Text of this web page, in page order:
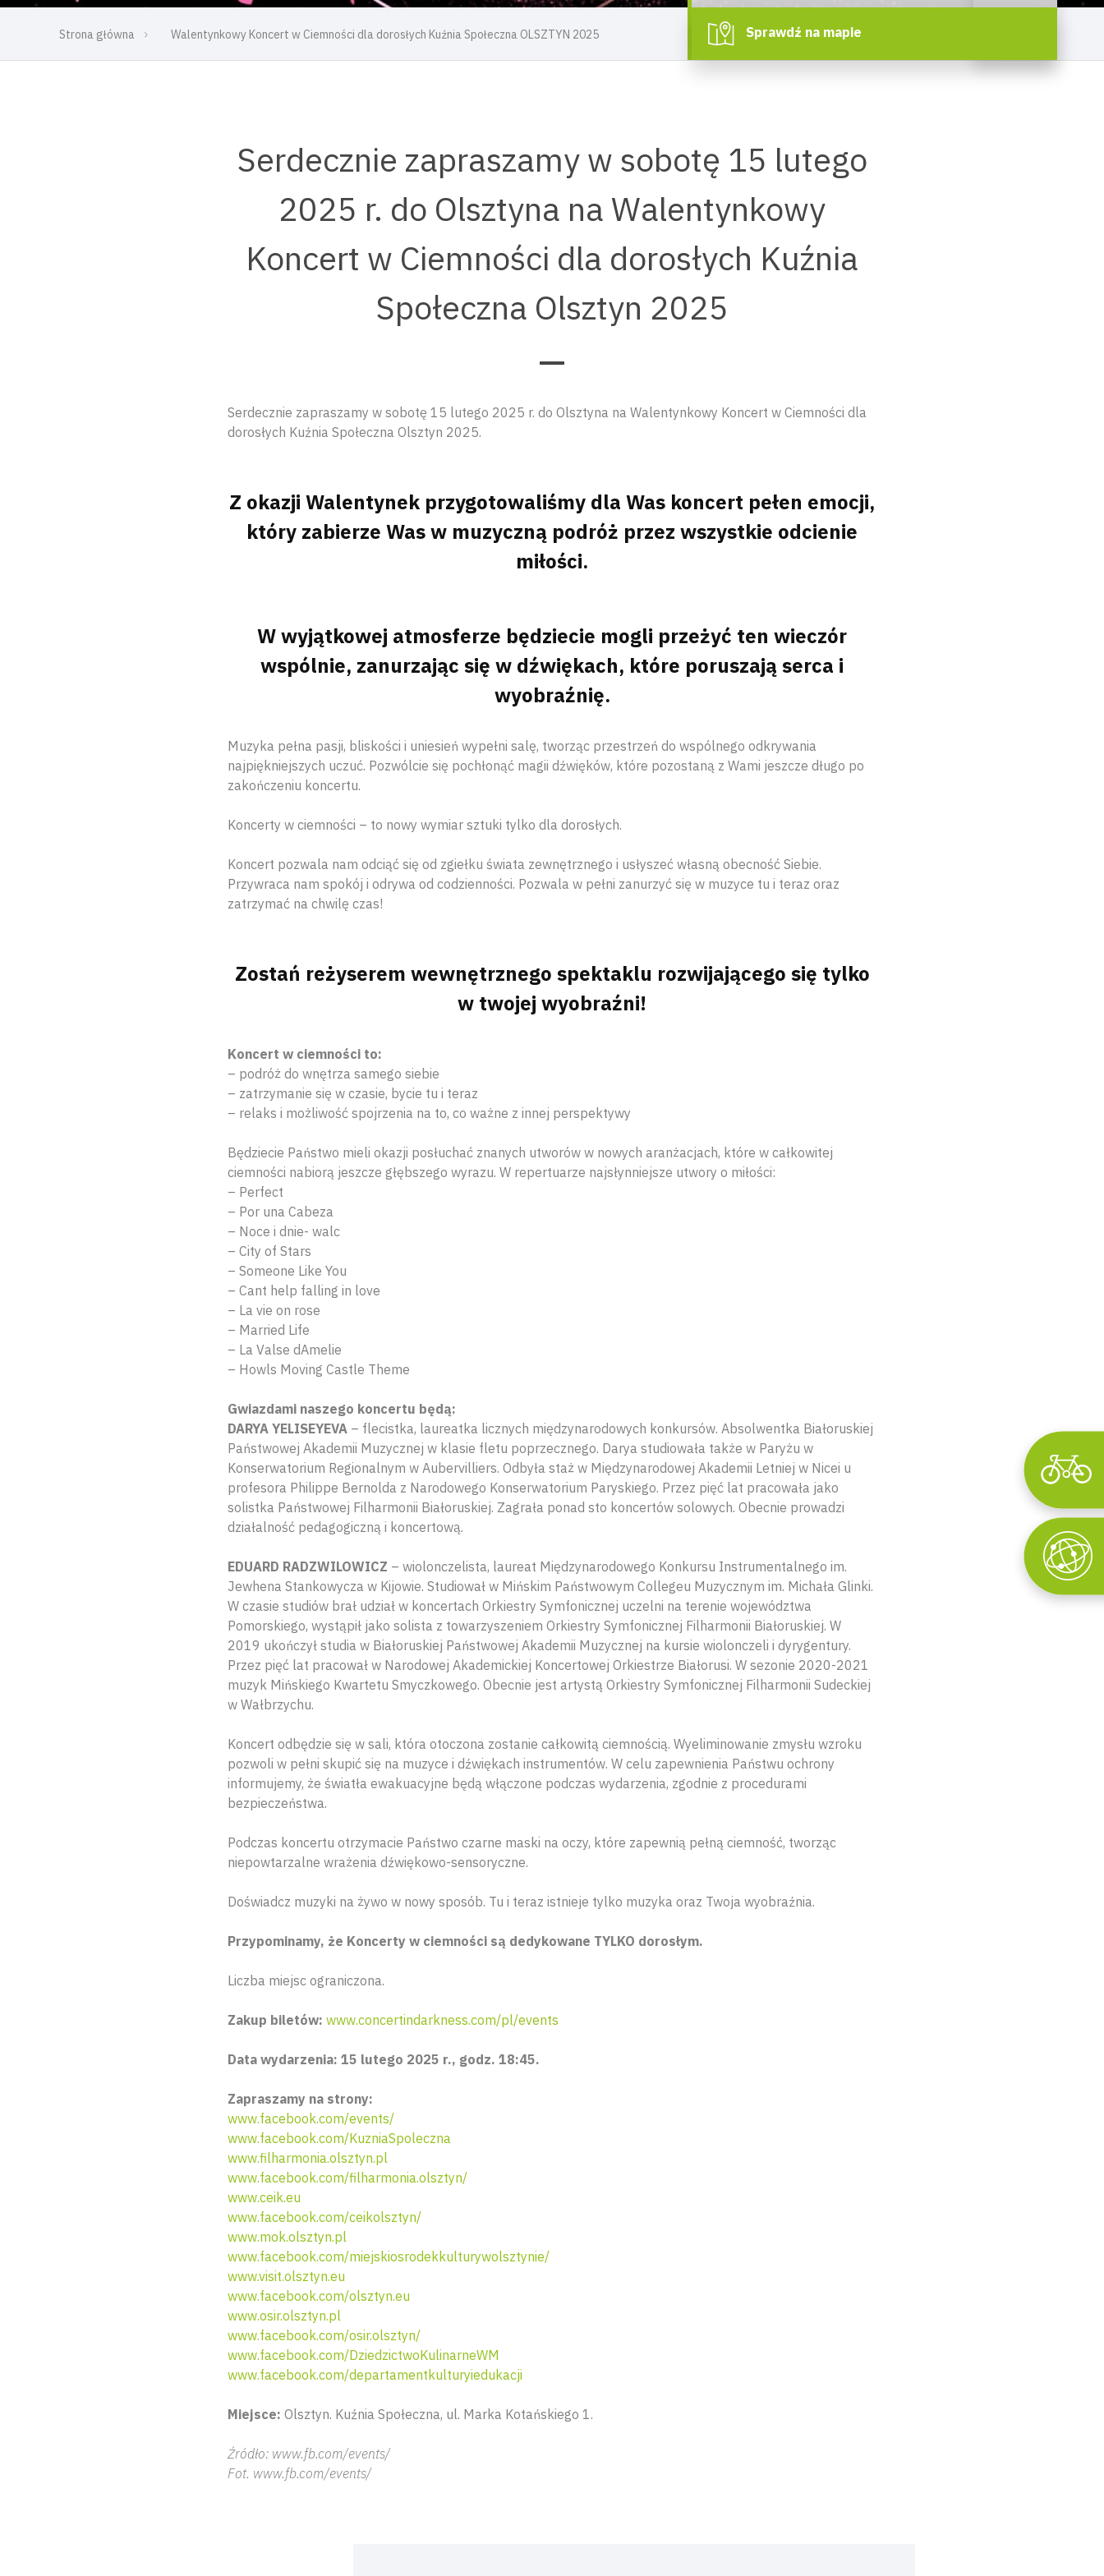
Strona główna Walentynkowy Koncert w Ciemności dla dorosłych Kuźnia Społeczna OLSZTYN 2025 Sprawdź na mapie
Serdecznie zapraszamy w sobotę 15 lutego
2025 r. do Olsztyna na Walentynkowy
Koncert w Ciemności dla dorosłych Kuźnia
Społeczna Olsztyn 2025
Serdecznie zapraszamy w sobotę 15 lutego 2025 r. do Olsztyna na Walentynkowy Koncert w Ciemności dla
dorosłych Kuźnia Społeczna Olsztyn 2025.
Z okazji Walentynek przygotowaliśmy dla Was koncert pełen emocji,
który zabierze Was w muzyczną podróż przez wszystkie odcienie
miłości.
W wyjątkowej atmosferze będziecie mogli przeżyć ten wieczór
wspólnie, zanurzając się w dźwiękach, które poruszają serca i
wyobraźnię.
Muzyka pełna pasji, bliskości i uniesień wypełni salę, tworząc przestrzeń do wspólnego odkrywania
najpiękniejszych uczuć. Pozwólcie się pochłonąć magii dźwięków, które pozostaną z Wami jeszcze długo po
zakończeniu koncertu.
Koncerty w ciemności – to nowy wymiar sztuki tylko dla dorosłych.
Koncert pozwala nam odciąć się od zgiełku świata zewnętrznego i usłyszeć własną obecność Siebie.
Przywraca nam spokój i odrywa od codzienności. Pozwala w pełni zanurzyć się w muzyce tu i teraz oraz
zatrzymać na chwilę czas!
Zostań reżyserem wewnętrznego spektaklu rozwijającego się tylko
w twojej wyobraźni!
Koncert w ciemności to:
– podróż do wnętrza samego siebie
– zatrzymanie się w czasie, bycie tu i teraz
– relaks i możliwość spojrzenia na to, co ważne z innej perspektywy
Będziecie Państwo mieli okazji posłuchać znanych utworów w nowych aranżacjach, które w całkowitej
ciemności nabiorą jeszcze głębszego wyrazu. W repertuarze najsłynniejsze utwory o miłości:
– Perfect
– Por una Cabeza
– Noce i dnie- walc
– City of Stars
– Someone Like You
– Cant help falling in love
– La vie on rose
– Married Life
– La Valse dAmelie
– Howls Moving Castle Theme
Gwiazdami naszego koncertu będą:
DARYA YELISEYEVA – flecistka, laureatka licznych międzynarodowych konkursów. Absolwentka Białoruskiej
Państwowej Akademii Muzycznej w klasie fletu poprzecznego. Darya studiowała także w Paryżu w
Konserwatorium Regionalnym w Aubervilliers. Odbyła staż w Międzynarodowej Akademii Letniej w Nicei u
profesora Philippe Bernolda z Narodowego Konserwatorium Paryskiego. Przez pięć lat pracowała jako
solistka Państwowej Filharmonii Białoruskiej. Zagrała ponad sto koncertów solowych. Obecnie prowadzi
działalność pedagogiczną i koncertową.
EDUARD RADZWILOWICZ – wiolonczelista, laureat Międzynarodowego Konkursu Instrumentalnego im.
Jewhena Stankowycza w Kijowie. Studiował w Mińskim Państwowym Collegeu Muzycznym im. Michała Glinki.
W czasie studiów brał udział w koncertach Orkiestry Symfonicznej uczelni na terenie województwa
Pomorskiego, wystąpił jako solista z towarzyszeniem Orkiestry Symfonicznej Filharmonii Białoruskiej. W
2019 ukończył studia w Białoruskiej Państwowej Akademii Muzycznej na kursie wiolonczeli i dyrygentury.
Przez pięć lat pracował w Narodowej Akademickiej Koncertowej Orkiestrze Białorusi. W sezonie 2020-2021
muzyk Mińskiego Kwartetu Smyczkowego. Obecnie jest artystą Orkiestry Symfonicznej Filharmonii Sudeckiej
w Wałbrzychu.
Koncert odbędzie się w sali, która otoczona zostanie całkowitą ciemnością. Wyeliminowanie zmysłu wzroku
pozwoli w pełni skupić się na muzyce i dźwiękach instrumentów. W celu zapewnienia Państwu ochrony
informujemy, że światła ewakuacyjne będą włączone podczas wydarzenia, zgodnie z procedurami
bezpieczeństwa.
Podczas koncertu otrzymacie Państwo czarne maski na oczy, które zapewnią pełną ciemność, tworząc
niepowtarzalne wrażenia dźwiękowo-sensoryczne.
Doświadcz muzyki na żywo w nowy sposób. Tu i teraz istnieje tylko muzyka oraz Twoja wyobraźnia.
Przypominamy, że Koncerty w ciemności są dedykowane TYLKO dorosłym.
Liczba miejsc ograniczona.
Zakup biletów: www.concertindarkness.com/pl/events
Data wydarzenia: 15 lutego 2025 r., godz. 18:45.
Zapraszamy na strony:
www.facebook.com/events/
www.facebook.com/KuzniaSpoleczna
www.filharmonia.olsztyn.pl
www.facebook.com/filharmonia.olsztyn/
www.ceik.eu
www.facebook.com/ceikolsztyn/
www.mok.olsztyn.pl
www.facebook.com/miejskiosrodekkulturywolsztynie/
www.visit.olsztyn.eu
www.facebook.com/olsztyn.eu
www.osir.olsztyn.pl
www.facebook.com/osir.olsztyn/
www.facebook.com/DziedzictwoKulinarneWM
www.facebook.com/departamentkulturyiedukacji
Miejsce: Olsztyn. Kuźnia Społeczna, ul. Marka Kotańskiego 1.
Źródło: www.fb.com/events/
Fot. www.fb.com/events/
Wyszukaj